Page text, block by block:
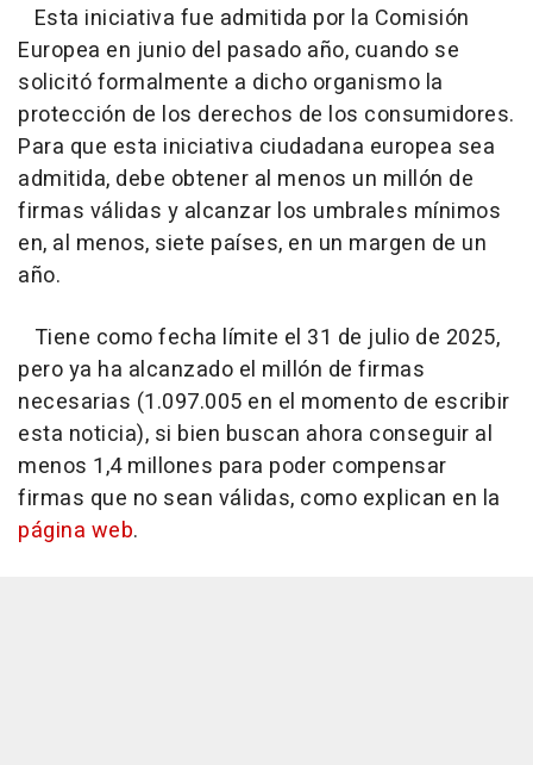
Esta iniciativa fue admitida por la Comisión
Europea en junio del pasado año, cuando se
solicitó formalmente a dicho organismo la
protección de los derechos de los consumidores.
Para que esta iniciativa ciudadana europea sea
admitida, debe obtener al menos un millón de
firmas válidas y alcanzar los umbrales mínimos
en, al menos, siete países, en un margen de un
año.
Tiene como fecha límite el 31 de julio de 2025,
pero ya ha alcanzado el millón de firmas
necesarias (1.097.005 en el momento de escribir
esta noticia), si bien buscan ahora conseguir al
menos 1,4 millones para poder compensar
firmas que no sean válidas, como explican en la
página web.